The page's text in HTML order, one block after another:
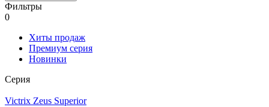
Фильтры
0
Хиты продаж
Премиум серия
Новинки
Серия
Victrix Zeus Superior